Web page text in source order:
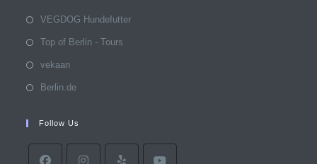
VEGDOG HundefutterOpens
Top of Berlin - Tours
vekaanOpens
Berlin.deOpens
a
tab
Follow Us